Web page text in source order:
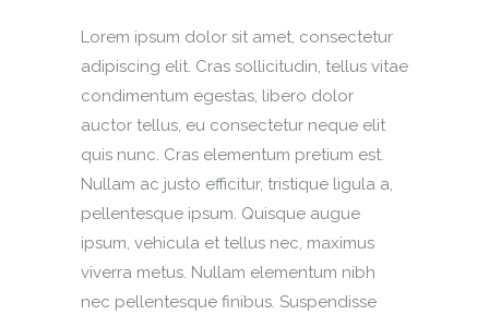
Lorem ipsum dolor sit amet, consectetur
adipiscing elit. Cras sollicitudin, tellus vitae
condimentum egestas, libero dolor
auctor tellus, eu consectetur neque elit
quis nunc. Cras elementum pretium est.
Nullam ac justo efficitur, tristique ligula a,
pellentesque ipsum. Quisque augue
ipsum, vehicula et tellus nec, maximus
viverra metus. Nullam elementum nibh
nec pellentesque finibus. Suspendisse